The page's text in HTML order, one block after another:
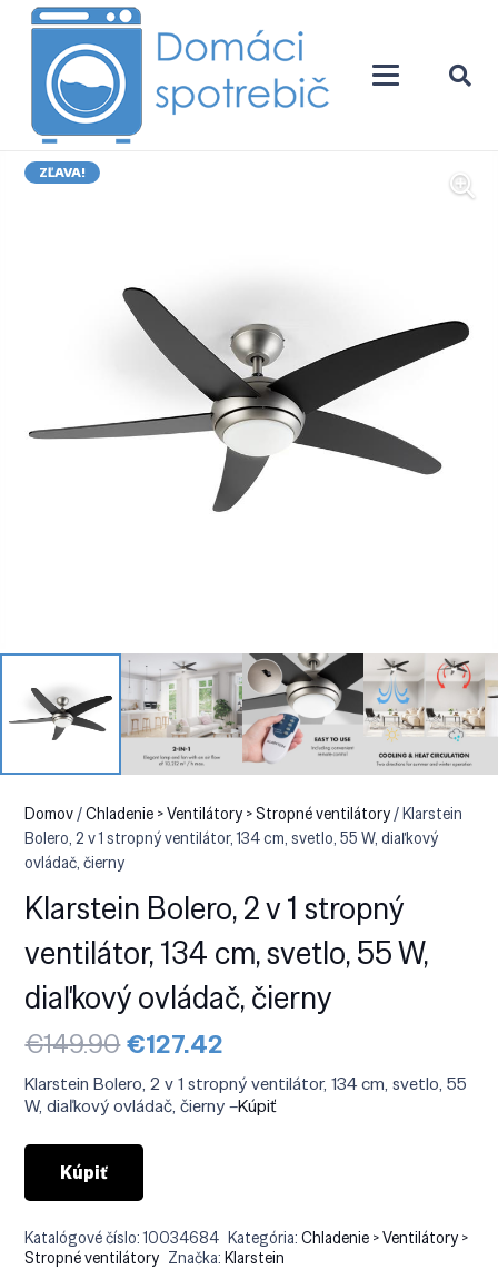
ZĽAVA!
Domov/Chladenie > Ventilátory > Stropné ventilátory/ Klarstein
Bolero, 2 v 1 stropný ventilátor, 134 cm, svetlo, 55 W, diaľkový
ovládač, čierny
Klarstein Bolero, 2 v 1 stropný
ventilátor, 134 cm, svetlo, 55 W,
diaľkový ovládač, čierny
€149.90Pôvodná
cena
bola:
€149.90.
€127.42
je:
€127.42.
Klarstein Bolero, 2 v 1 stropný ventilátor, 134 cm, svetlo, 55
W, diaľkový ovládač, čierny –Kúpiť
Kúpiť
Katalógové číslo:10034684 Kategória:Chladenie > Ventilátory >
Stropné ventilátory Značka:Klarstein